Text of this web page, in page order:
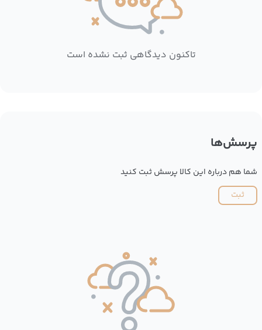
تاکنون دیدگاهی ثبت نشده است
پرسش‌ها
شما هم درباره این کالا پرسش ثبت کنید
ثبت